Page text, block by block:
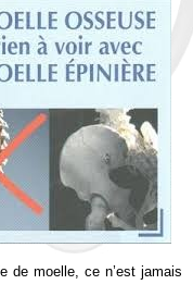
de moelle, ce n’est jamais